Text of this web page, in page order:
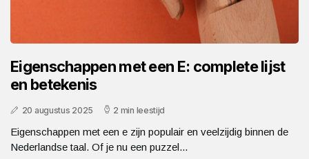
Eigenschappen met een E: complete lijst
en betekenis
20 augustus 2025 2 min leestijd
Eigenschappen met een e zijn populair en veelzijdig binnen de
Nederlandse taal. Of je nu een puzzel...